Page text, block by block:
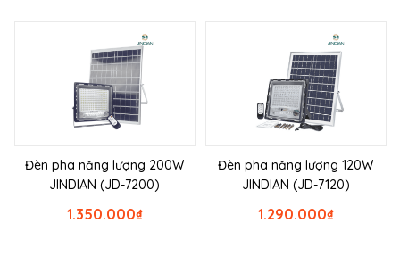
Đèn pha năng lượng 200W
JINDIAN (JD-7200)
₫
1.350.000
Đèn pha năng lượng 120W
JINDIAN (JD-7120)
₫
1.290.000